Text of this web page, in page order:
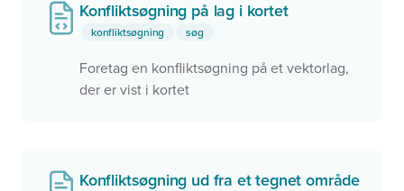
Konfliktsøgning på lag i kortet
konfliktsøgning søg
Foretag en konfliktsøgning på et vektorlag,
der er vist i kortet
Konfliktsøgning ud fra et tegnet område